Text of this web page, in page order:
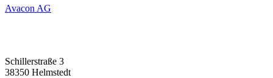
Avacon AG
Schillerstraße 3
38350 Helmstedt